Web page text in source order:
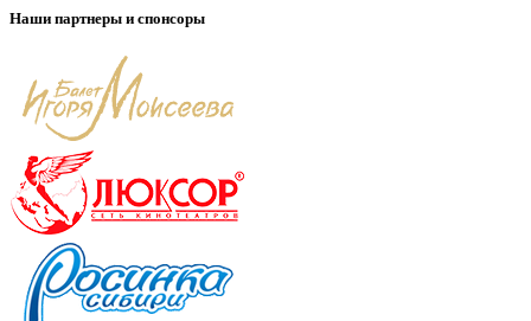
Наши партнеры и спонсоры